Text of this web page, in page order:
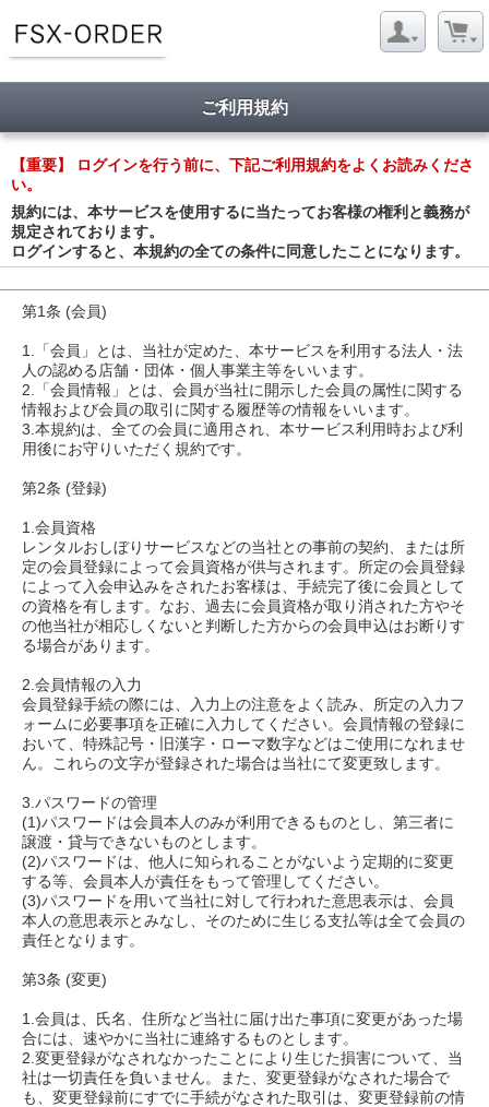
ご利用規約
【重要】 ログインを行う前に、下記ご利用規約をよくお読みくださ
い。
規約には、本サービスを使用するに当たってお客様の権利と義務が
規定されております。
ログインすると、本規約の全ての条件に同意したことになります。
第1条 (会員)
1.「会員」とは、当社が定めた、本サービスを利用する法人・法
人の認める店舗・団体・個人事業主等をいいます。
2.「会員情報」とは、会員が当社に開示した会員の属性に関する
情報および会員の取引に関する履歴等の情報をいいます。
3.本規約は、全ての会員に適用され、本サービス利用時および利
用後にお守りいただく規約です。
第2条 (登録)
1.会員資格
レンタルおしぼりサービスなどの当社との事前の契約、または所
定の会員登録によって会員資格が供与されます。所定の会員登録
によって入会申込みをされたお客様は、手続完了後に会員として
の資格を有します。なお、過去に会員資格が取り消された方やそ
の他当社が相応しくないと判断した方からの会員申込はお断りす
る場合があります。
2.会員情報の入力
会員登録手続の際には、入力上の注意をよく読み、所定の入力フ
ォームに必要事項を正確に入力してください。会員情報の登録に
おいて、特殊記号・旧漢字・ローマ数字などはご使用になれませ
ん。これらの文字が登録された場合は当社にて変更致します。
3.パスワードの管理
(1)パスワードは会員本人のみが利用できるものとし、第三者に
譲渡・貸与できないものとします。
(2)パスワードは、他人に知られることがないよう定期的に変更
する等、会員本人が責任をもって管理してください。
(3)パスワードを用いて当社に対して行われた意思表示は、会員
本人の意思表示とみなし、そのために生じる支払等は全て会員の
責任となります。
第3条 (変更)
1.会員は、氏名、住所など当社に届け出た事項に変更があった場
合には、速やかに当社に連絡するものとします。
2.変更登録がなされなかったことにより生じた損害について、当
社は一切責任を負いません。また、変更登録がなされた場合で
も、変更登録前にすでに手続がなされた取引は、変更登録前の情